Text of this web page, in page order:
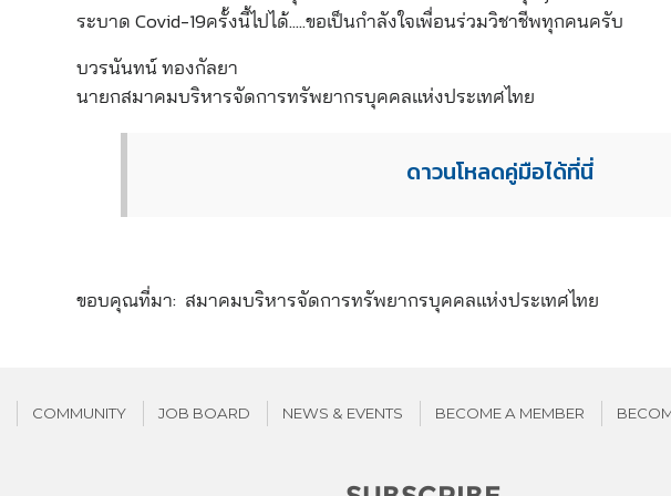
ระบาด Covid-19ครั้งนี้ไปได้…..ขอเป็นกำลังใจเพื่อนร่วมวิชาชีพทุกคนครับ
บวรนันทน์ ทองกัลยา
นายกสมาคมบริหารจัดการทรัพยากรบุคคลแห่งประเทศไทย
ดาวนโหลดคู่มือได้ที่นี่
ขอบคุณที่มา: สมาคมบริหารจัดการทรัพยากรบุคคลแห่งประเทศไทย
COMMUNITY JOB BOARD NEWS & EVENTS BECOME A MEMBER